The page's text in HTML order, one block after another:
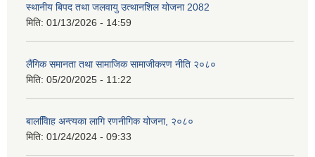
स्थानीय बिपद तथा जलवायु उत्थानशिल योजना 2082
मिति: 01/13/2026 - 14:59
लैंगिक समानता तथा सामाजिक सामाजीकरण नीति २०८०
मिति: 05/20/2025 - 11:22
बालवििाह अन्त्यका लागि रणनीगिक योजना, २०८०
मिति: 01/24/2024 - 09:33